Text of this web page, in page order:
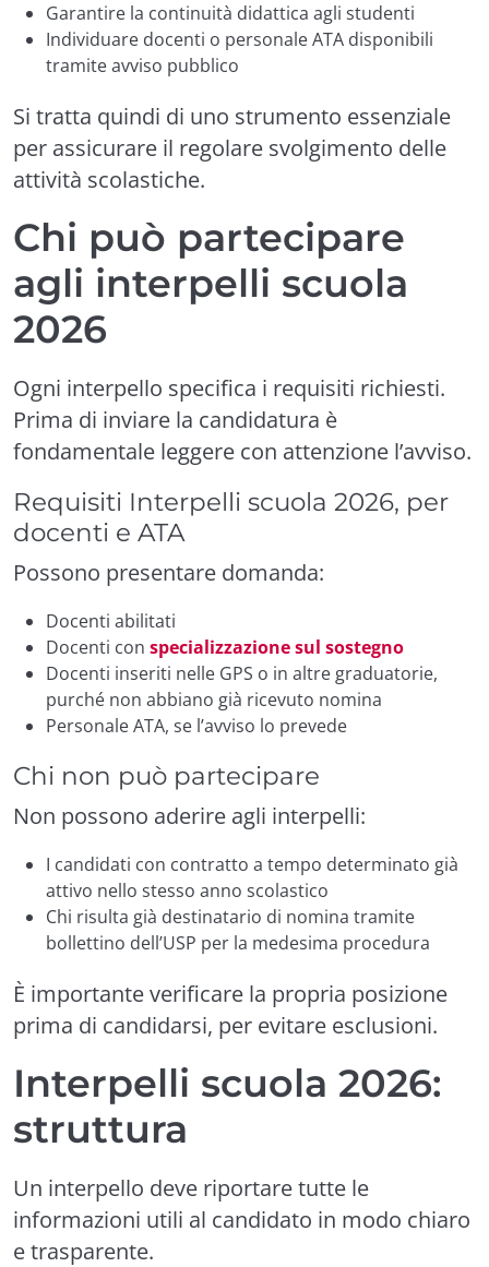
Garantire la continuità didattica agli studenti
Individuare docenti o personale ATA disponibili
tramite avviso pubblico
Si tratta quindi di uno strumento essenziale
per assicurare il regolare svolgimento delle
attività scolastiche.
Chi può partecipare
agli interpelli scuola
2026
Ogni interpello specifica i requisiti richiesti.
Prima di inviare la candidatura è
fondamentale leggere con attenzione l’avviso.
Requisiti Interpelli scuola 2026, per
docenti e ATA
Possono presentare domanda:
Docenti abilitati
Docenti con specializzazione sul sostegno
Docenti inseriti nelle GPS o in altre graduatorie,
purché non abbiano già ricevuto nomina
Personale ATA, se l’avviso lo prevede
Chi non può partecipare
Non possono aderire agli interpelli:
I candidati con contratto a tempo determinato già
attivo nello stesso anno scolastico
Chi risulta già destinatario di nomina tramite
bollettino dell’USP per la medesima procedura
È importante verificare la propria posizione
prima di candidarsi, per evitare esclusioni.
Interpelli scuola 2026:
struttura
Un interpello deve riportare tutte le
informazioni utili al candidato in modo chiaro
e trasparente.